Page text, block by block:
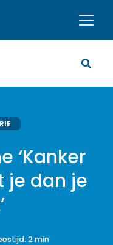
‘Kanker
je dan je
2min